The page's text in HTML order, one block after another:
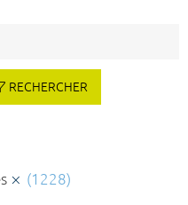
RECHERCHER
(1228)